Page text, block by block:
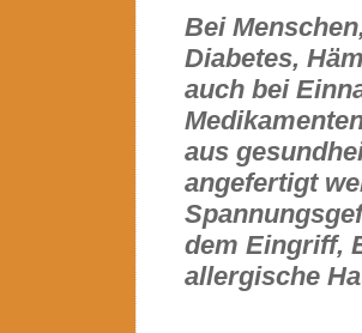
Bei
Diabetes,
auch bei
aus
angefertigt
dem Eingriff,
allergische